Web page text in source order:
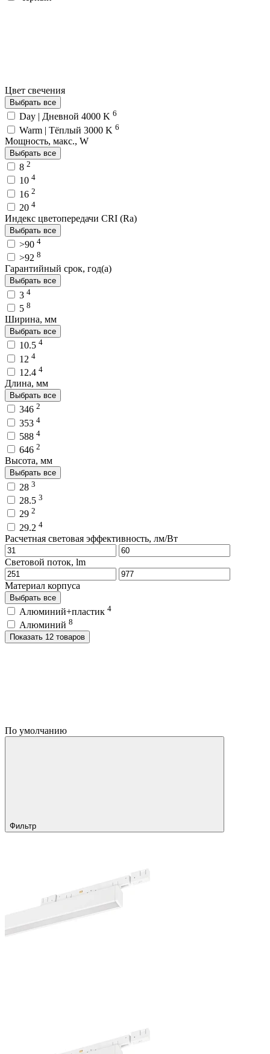
Цвет свечения
Выбрать все
Day | Дневной 4000 K 6
Warm | Тёплый 3000 K 6
Мощность, макс., W
Выбрать все
8 2
10 4
16 2
20 4
Индекс цветопередачи CRI (Ra)
Выбрать все
>90 4
>92 8
Гарантийный срок, год(а)
Выбрать все
3 4
5 8
Ширина, мм
Выбрать все
10.5 4
12 4
12.4 4
Длина, мм
Выбрать все
346 2
353 4
588 4
646 2
Высота, мм
Выбрать все
28 3
28.5 3
29 2
29.2 4
Расчетная световая эффективность, лм/Вт
Световой поток, lm
Материал корпуса
Выбрать все
Алюминий+пластик 4
Алюминий 8
Показать 12 товаров
По умолчанию
Фильтр